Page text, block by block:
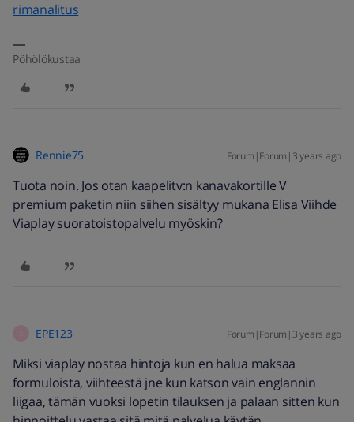
rimanalitus
Pöhölökustaa
Rennie75 Forum|Forum|3 years ago
Tuota noin. Jos otan kaapelitv:n kanavakortille V
premium paketin niin siihen sisältyy mukana Elisa Viihde
Viaplay suoratoistopalvelu myöskin?
EPE123 Forum|Forum|3 years ago
Miksi viaplay nostaa hintoja kun en halua maksaa
formuloista, viihteestä jne kun katson vain englannin
liigaa, tämän vuoksi lopetin tilauksen ja palaan sitten kun